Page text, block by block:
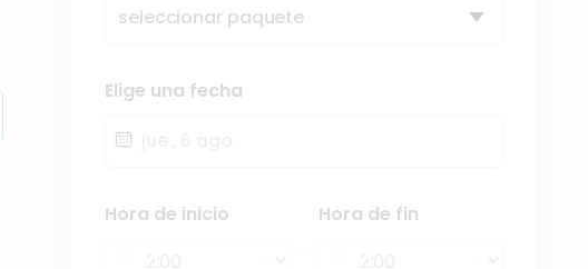
seleccionar paquete
Elige una fecha
Hora de inicio
Hora de fin